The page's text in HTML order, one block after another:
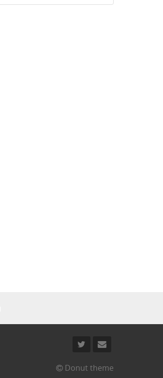
Donut theme